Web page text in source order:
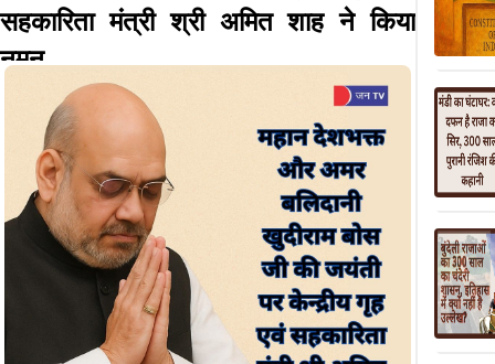
सहकारिता मंत्री श्री अमित शाह ने किया
नमन